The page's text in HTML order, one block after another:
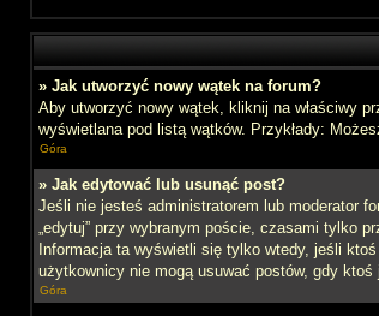
» Jak utworzyć nowy wątek na forum?
Aby utworzyć nowy wątek, kliknij na właściwy
wyświetlana pod listą wątków. Przykłady:
Góra
» Jak edytować lub usunąć post?
Jeśli nie jesteś administratorem lub moderator
„edytuj” przy wybranym poście, czasami tylko
Informacja ta wyświetli się tylko wtedy, jeśli
użytkownicy nie mogą usuwać postów, gdy ktoś
Góra